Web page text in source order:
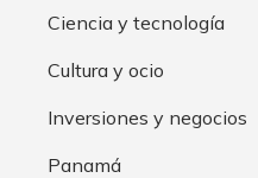
Ciencia y tecnología
Cultura y ocio
Inversiones y negocios
Panamá